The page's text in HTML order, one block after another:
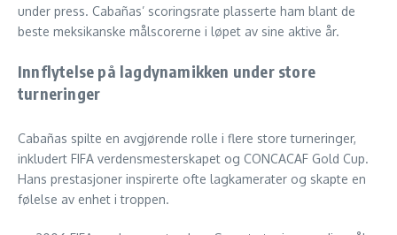
under press. Cabañas’ scoringsrate plasserte ham blant de
beste meksikanske målscorerne i løpet av sine aktive år.
Innflytelse på lagdynamikken under store
turneringer
Cabañas spilte en avgjørende rolle i flere store turneringer,
inkludert FIFA verdensmesterskapet og CONCACAF Gold Cup.
Hans prestasjoner inspirerte ofte lagkamerater og skapte en
følelse av enhet i troppen.